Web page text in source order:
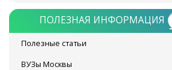
ПОЛЕЗНАЯ ИНФОРМАЦИЯ
Полезные статьи
ВУЗы Москвы